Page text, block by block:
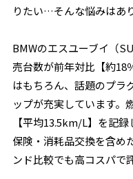
りたい…そんな悩みはあ
BMWのエスユーブイ（
売台数が前年対比【約18
はもちろん、話題のプラ
ップが充実しています。
【平均13.5km/L】を記
保険・消耗品交換を含め
ンド比較でも高コスパで